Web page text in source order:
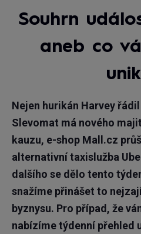
Souhrn
aneb co
Nejen hurikán Harvey
Slevomat má nového
kauzu, e-shop Mall.cz
alternativní taxislužba
dalšího se dělo tento
snažíme přinášet to
byznysu. Pro případ, že
nabízíme týdenní přehled